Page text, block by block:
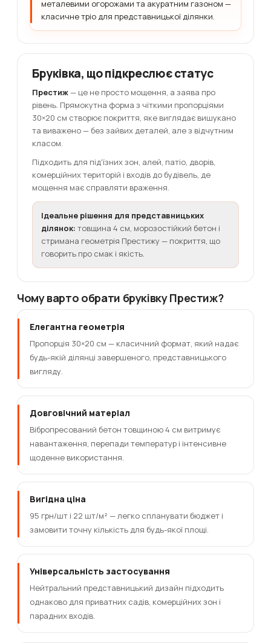
металевими огорожами та акуратним газоном —
класичне тріо для представницької ділянки.
Бруківка, що підкреслює статус
Престиж— це не просто мощення, а заява про
рівень. Прямокутна форма з чіткими пропорціями
30×20 см створює покриття, яке виглядає вишукано
та виважено — без зайвих деталей, але з відчутним
класом.
Підходить для під'їзних зон, алей, патіо, дворів,
комерційних територій і входів до будівель, де
мощення має справляти враження.
Ідеальне рішення для представницьких
ділянок: товщина 4 см, морозостійкий бетон і
стримана геометрія Престижу — покриття, що
говорить про смак і якість.
Чому варто обрати бруківку Престиж?
Елегантна геометрія
Пропорція 30×20 см — класичний формат, який надає
будь-якій ділянці завершеного, представницького
вигляду.
Довговічний матеріал
Вібропресований бетон товщиною 4 см витримує
навантаження, перепади температур і інтенсивне
щоденне використання.
Вигідна ціна
95 грн/шт і 22 шт/м² — легко спланувати бюджет і
замовити точну кількість для будь-якої площі.
Універсальність застосування
Нейтральний представницький дизайн підходить
однаково для приватних садів, комерційних зон і
парадних входів.